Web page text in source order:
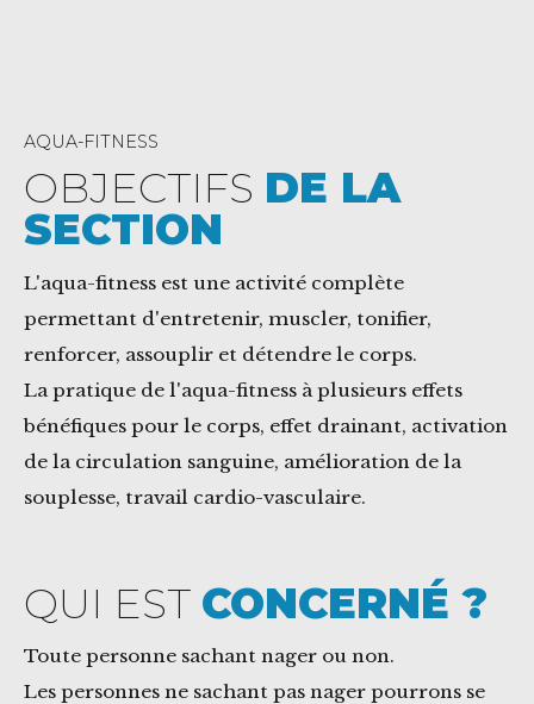
AQUA-FITNESS
OBJECTIFS DE LA
SECTION
L'aqua-fitness est une activité complète
permettant d'entretenir, muscler, tonifier,
renforcer, assouplir et détendre le corps.
La pratique de l'aqua-fitness à plusieurs effets
bénéfiques pour le corps, effet drainant, activation
de la circulation sanguine, amélioration de la
souplesse, travail cardio-vasculaire.
QUI EST CONCERNÉ ?
Toute personne sachant nager ou non.
Les personnes ne sachant pas nager pourrons se